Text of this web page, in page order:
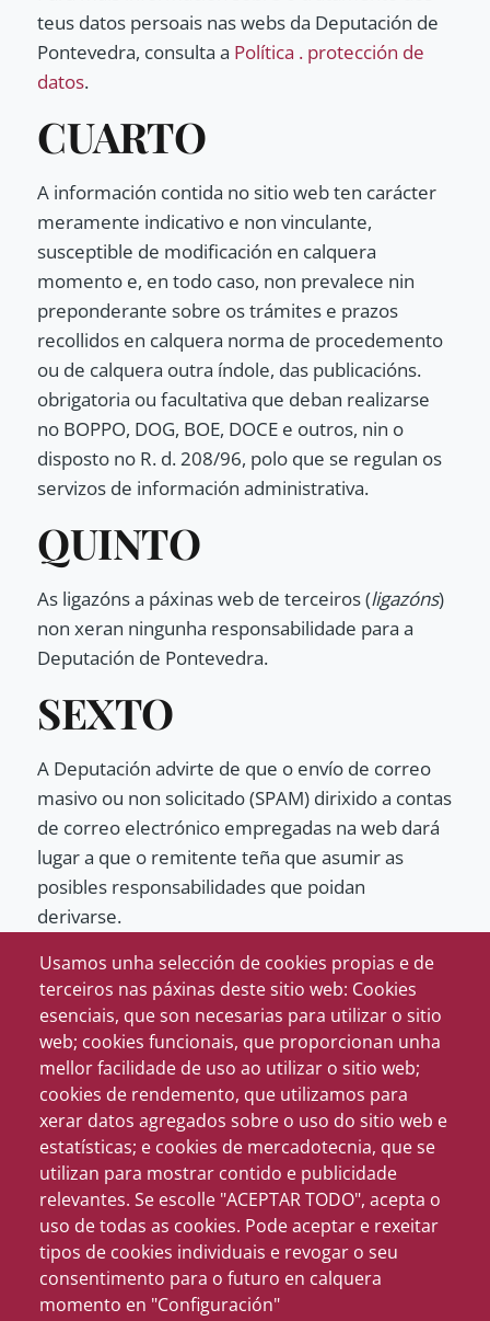
teus datos persoais nas webs da Deputación de
Pontevedra, consulta a Política . protección de
datos.
CUARTO
A información contida no sitio web ten carácter
meramente indicativo e non vinculante,
susceptible de modificación en calquera
momento e, en todo caso, non prevalece nin
preponderante sobre os trámites e prazos
recollidos en calquera norma de procedemento
ou de calquera outra índole, das publicacións.
obrigatoria ou facultativa que deban realizarse
no BOPPO, DOG, BOE, DOCE e outros, nin o
disposto no R. d. 208/96, polo que se regulan os
servizos de información administrativa.
QUINTO
As ligazóns a páxinas web de terceiros (ligazóns)
non xeran ningunha responsabilidade para a
Deputación de Pontevedra.
SEXTO
A Deputación advirte de que o envío de correo
masivo ou non solicitado (SPAM) dirixido a contas
de correo electrónico empregadas na web dará
lugar a que o remitente teña que asumir as
posibles responsabilidades que poidan
derivarse.
Concellos participantes
A Cañiza
Gondomar
Moaña
Ponte Caldelas
Poio
O Rosal
Meaño
Tomiño
Ribadumia
Baiona
Bueu
Nigrán
Sanxenxo
Sotomaior
Cambados
Caldas de Reis
Usamos unha selección de cookies propias e de
terceiros nas páxinas deste sitio web: Cookies
esenciais, que son necesarias para utilizar o sitio
web; cookies funcionais, que proporcionan unha
mellor facilidade de uso ao utilizar o sitio web;
cookies de rendemento, que utilizamos para
xerar datos agregados sobre o uso do sitio web e
estatísticas; e cookies de mercadotecnia, que se
utilizan para mostrar contido e publicidade
relevantes. Se escolle "ACEPTAR TODO", acepta o
uso de todas as cookies. Pode aceptar e rexeitar
tipos de cookies individuais e revogar o seu
consentimento para o futuro en calquera
momento en "Configuración"